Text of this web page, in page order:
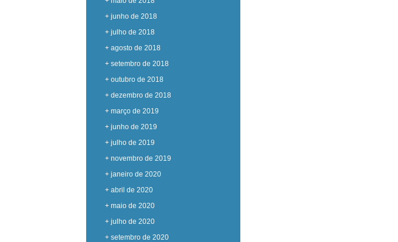
+ junho de 2018
+ julho de 2018
+ agosto de 2018
+ setembro de 2018
+ outubro de 2018
+ dezembro de 2018
+ março de 2019
+ junho de 2019
+ julho de 2019
+ novembro de 2019
+ janeiro de 2020
+ abril de 2020
+ maio de 2020
+ julho de 2020
+ setembro de 2020